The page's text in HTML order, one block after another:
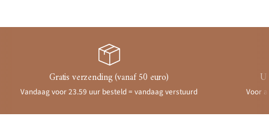
Gratis verzending (vanaf 50 euro)
Vandaag voor 23.59 uur besteld = vandaag verstuurd Voor